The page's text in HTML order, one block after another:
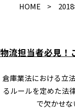
HOME
物流担当者必見！
倉庫業法における立
るルールを定めた法
で欠かせ